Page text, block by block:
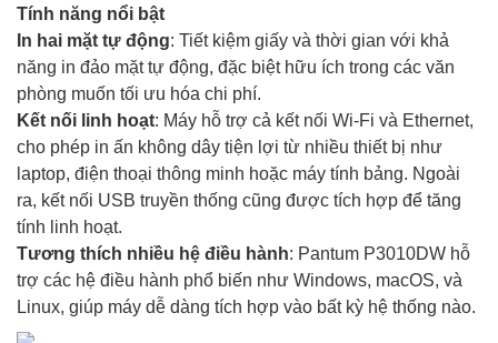
Tính năng nổi bật
In hai mặt tự động: Tiết kiệm giấy và thời gian với khả
năng in đảo mặt tự động, đặc biệt hữu ích trong các văn
phòng muốn tối ưu hóa chi phí.
Kết nối linh hoạt: Máy hỗ trợ cả kết nối Wi-Fi và Ethernet,
cho phép in ấn không dây tiện lợi từ nhiều thiết bị như
laptop, điện thoại thông minh hoặc máy tính bảng. Ngoài
ra, kết nối USB truyền thống cũng được tích hợp để tăng
tính linh hoạt.
Tương thích nhiều hệ điều hành: Pantum P3010DW hỗ
trợ các hệ điều hành phổ biến như Windows, macOS, và
Linux, giúp máy dễ dàng tích hợp vào bất kỳ hệ thống nào.